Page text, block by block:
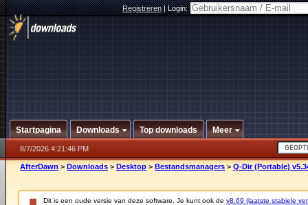
Registreren|Login:
Startpagina Downloads Top downloads Meer
8/7/2026 4:21:46 PM
AfterDawn > Downloads > Desktop > Bestandsmanagers > Q-Dir (Portable)
Dit is een oude versie van deze software. Je kunt ook de v8.69 (laatste stabiele